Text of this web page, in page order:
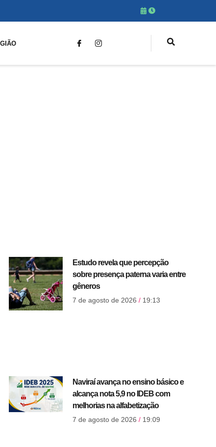
Estudo revela que percepção
sobre presença paterna varia entre
gêneros
7 de agosto de 2026 19:13
Naviraí avança no ensino básico e
alcança nota 5,9 no IDEB com
melhorias na alfabetização
7 de agosto de 2026 19:09